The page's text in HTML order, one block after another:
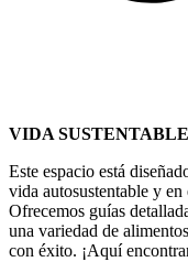
VIDA SUSTENTABLE
Este espacio está
vida autosustentable y
Ofrecemos guías
una variedad de
con éxito. ¡Aquí